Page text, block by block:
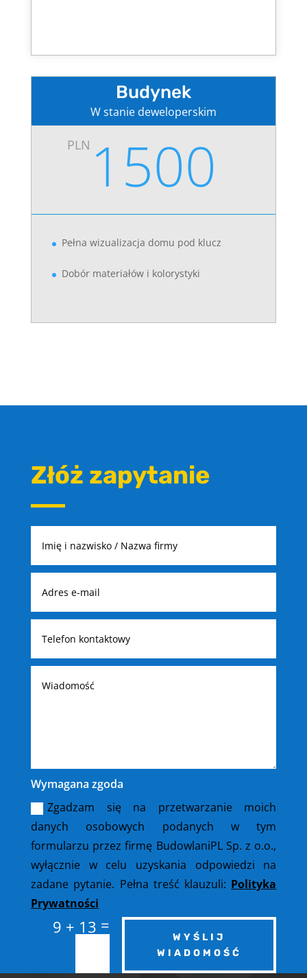
Budynek
W stanie deweloperskim
PLN 1500
Pełna wizualizacja domu pod klucz
Dobór materiałów i kolorystyki
Złóż zapytanie
Wymagana zgoda
Zgadzam się na przetwarzanie moich
danych osobowych podanych w tym
formularzu przez firmę BudowlaniPL Sp. z o.o.,
wyłącznie w celu uzyskania odpowiedzi na
zadane pytanie. Pełna treść klauzuli: Polityka
Prywatności
9 + 13 =
WYŚLIJ
WIADOMOŚĆ